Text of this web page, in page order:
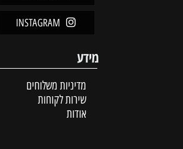
INSTAGRAM
מידע
מדיניות משלוחים
שירות לקוחות
אודות